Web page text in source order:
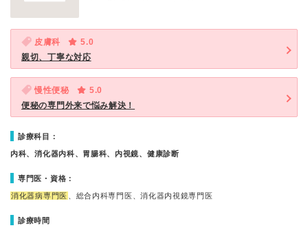
皮膚科
5.0
親切、丁寧な対応
慢性便秘
5.0
便秘の専門外来で悩み解決！
診療科目：
内科、消化器内科、胃腸科、内視鏡、健康診断
専門医・資格：
消化器病専門医 、総合内科専門医、消化器内視鏡専門医
診療時間